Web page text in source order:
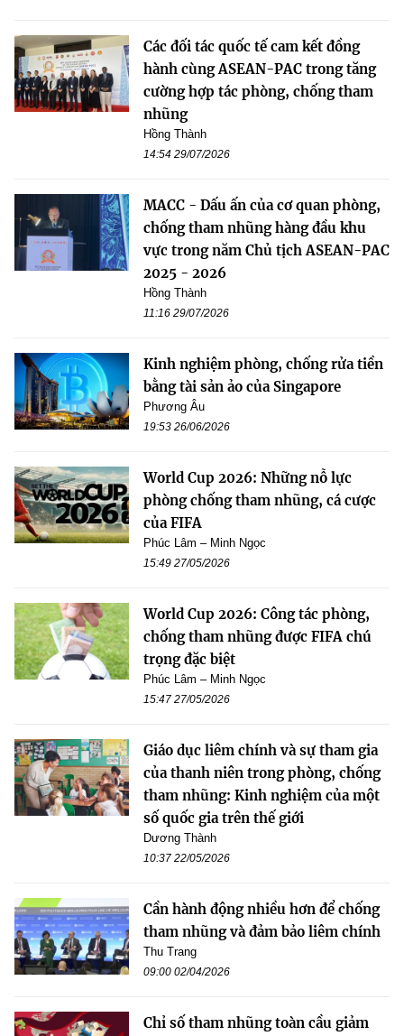
Các đối tác quốc tế cam kết đồng
hành cùng ASEAN-PAC trong tăng
cường hợp tác phòng, chống tham
nhũng
Hồng Thành
14:54 29/07/2026
MACC - Dấu ấn của cơ quan phòng,
chống tham nhũng hàng đầu khu
vực trong năm Chủ tịch ASEAN-PAC
2025 - 2026
Hồng Thành
11:16 29/07/2026
Kinh nghiệm phòng, chống rửa tiền
bằng tài sản ảo của Singapore
Phương Âu
19:53 26/06/2026
World Cup 2026: Những nỗ lực
phòng chống tham nhũng, cá cược
của FIFA
Phúc Lâm – Minh Ngọc
15:49 27/05/2026
World Cup 2026: Công tác phòng,
chống tham nhũng được FIFA chú
trọng đặc biệt
Phúc Lâm – Minh Ngọc
15:47 27/05/2026
Giáo dục liêm chính và sự tham gia
của thanh niên trong phòng, chống
tham nhũng: Kinh nghiệm của một
số quốc gia trên thế giới
Dương Thành
10:37 22/05/2026
Cần hành động nhiều hơn để chống
tham nhũng và đảm bảo liêm chính
Thu Trang
09:00 02/04/2026
Chỉ số tham nhũng toàn cầu giảm